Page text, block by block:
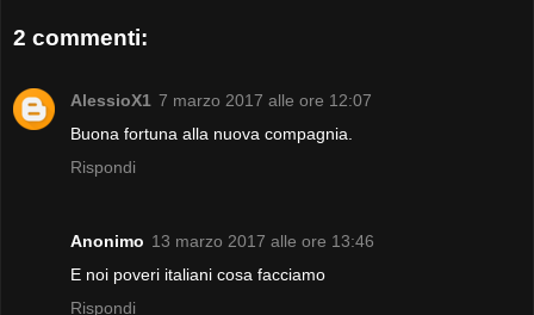
2 commenti:
AlessioX1 7 marzo 2017 alle ore 12:07
Buona fortuna alla nuova compagnia.
Rispondi
Anonimo 13 marzo 2017 alle ore 13:46
E noi poveri italiani cosa facciamo
Rispondi